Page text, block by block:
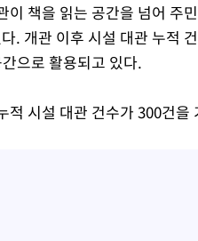
책을 읽는 공간을 넘어 주
. 개관 이후 시설 대관 누적
으로 활용되고 있다.
시설 대관 건수가 300건을